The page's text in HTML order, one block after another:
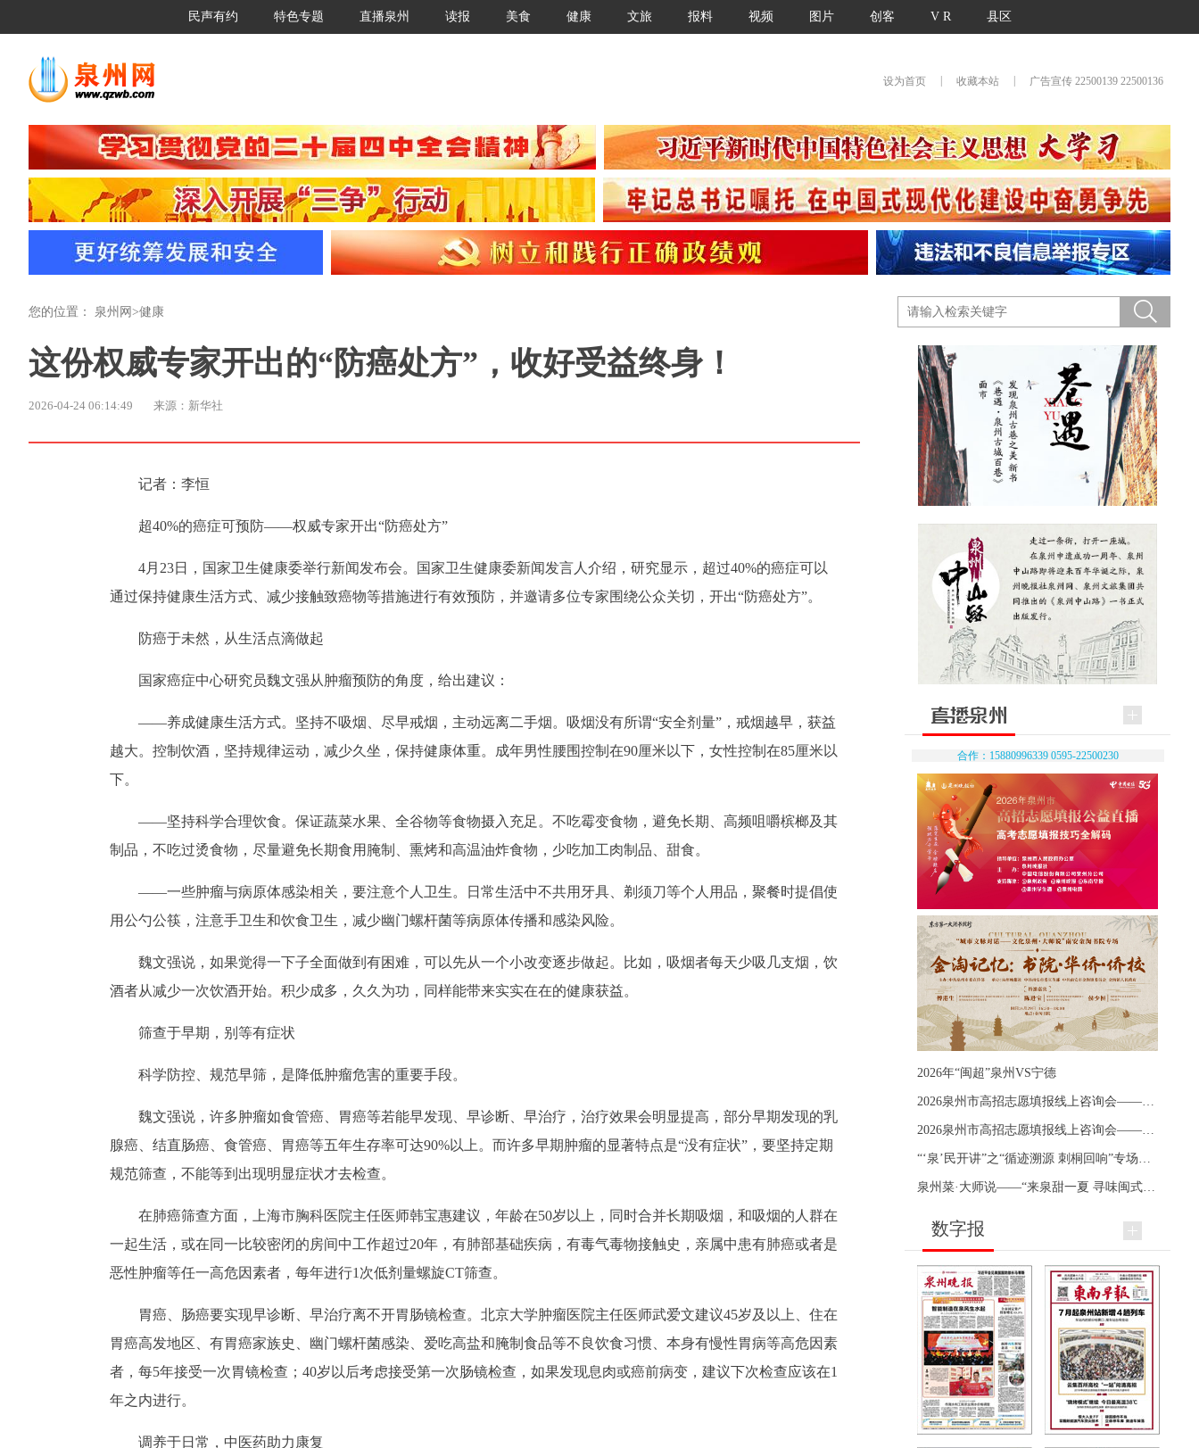
民声有约 特色专题 直播泉州 读报 美食 健康 文旅 报料 视频 图片 创客 V R 县区
设为首页 收藏本站 广告宣传 22500139 22500136
您的位置： 泉州网 >健康
这份权威专家开出的“防癌处方”，收好受益终身！
2026-04-24 06:14:49 来源：新华社
记者：李恒
超40%的癌症可预防——权威专家开出“防癌处方”
4月23日，国家卫生健康委举行新闻发布会。国家卫生健康委新闻发言人介绍，研究显示，超过40%的癌症可以
通过保持健康生活方式、减少接触致癌物等措施进行有效预防，并邀请多位专家围绕公众关切，开出“防癌处方”。
防癌于未然，从生活点滴做起
国家癌症中心研究员魏文强从肿瘤预防的角度，给出建议：
——养成健康生活方式。坚持不吸烟、尽早戒烟，主动远离二手烟。吸烟没有所谓“安全剂量”，戒烟越早，获益
越大。控制饮酒，坚持规律运动，减少久坐，保持健康体重。成年男性腰围控制在90厘米以下，女性控制在85厘米以
下。
——坚持科学合理饮食。保证蔬菜水果、全谷物等食物摄入充足。不吃霉变食物，避免长期、高频咀嚼槟榔及其
制品，不吃过烫食物，尽量避免长期食用腌制、熏烤和高温油炸食物，少吃加工肉制品、甜食。
——一些肿瘤与病原体感染相关，要注意个人卫生。日常生活中不共用牙具、剃须刀等个人用品，聚餐时提倡使
用公勺公筷，注意手卫生和饮食卫生，减少幽门螺杆菌等病原体传播和感染风险。
魏文强说，如果觉得一下子全面做到有困难，可以先从一个小改变逐步做起。比如，吸烟者每天少吸几支烟，饮
酒者从减少一次饮酒开始。积少成多，久久为功，同样能带来实实在在的健康获益。
筛查于早期，别等有症状
科学防控、规范早筛，是降低肿瘤危害的重要手段。
魏文强说，许多肿瘤如食管癌、胃癌等若能早发现、早诊断、早治疗，治疗效果会明显提高，部分早期发现的乳
腺癌、结直肠癌、食管癌、胃癌等五年生存率可达90%以上。而许多早期肿瘤的显著特点是“没有症状”，要坚持定期
规范筛查，不能等到出现明显症状才去检查。
在肺癌筛查方面，上海市胸科医院主任医师韩宝惠建议，年龄在50岁以上，同时合并长期吸烟，和吸烟的人群在
一起生活，或在同一比较密闭的房间中工作超过20年，有肺部基础疾病，有毒气毒物接触史，亲属中患有肺癌或者是
恶性肿瘤等任一高危因素者，每年进行1次低剂量螺旋CT筛查。
胃癌、肠癌要实现早诊断、早治疗离不开胃肠镜检查。北京大学肿瘤医院主任医师武爱文建议45岁及以上、住在
胃癌高发地区、有胃癌家族史、幽门螺杆菌感染、爱吃高盐和腌制食品等不良饮食习惯、本身有慢性胃病等高危因素
者，每5年接受一次胃镜检查；40岁以后考虑接受第一次肠镜检查，如果发现息肉或癌前病变，建议下次检查应该在1
年之内进行。
调养于日常，中医药助力康复
合作：15880996339 0595-22500230
2026年“闽超”泉州VS宁德
数字报